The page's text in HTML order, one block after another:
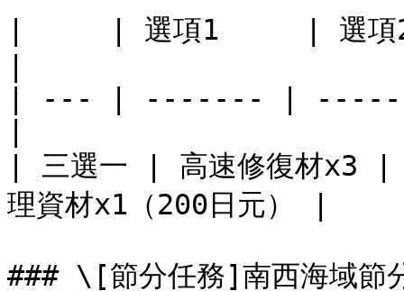
|     | 選項1     | 選
| --- | ------- |
| 三選一 | 高速修復材x3 |
理資材x1（200日元） |
### \[節分任務]南西海域節